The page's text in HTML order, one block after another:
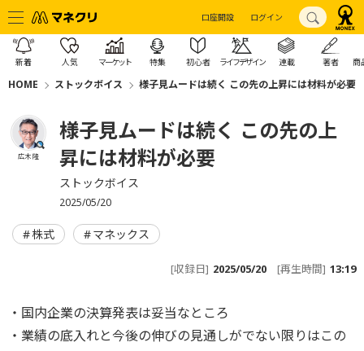
口座開設 ログイン
新着 人気 マーケット 特集 初心者 ライフデザイン 連載 著者 商
HOME ストックボイス 様子見ムードは続く この先の上昇には材料が必要
広木 隆
様子見ムードは続く この先の上
昇には材料が必要
ストックボイス
2025/05/20
株式 マネックス
[収録日] 2025/05/20 [再生時間] 13:19
・国内企業の決算発表は妥当なところ
・業績の底入れと今後の伸びの見通しがでない限りはこの